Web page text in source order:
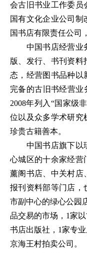
会古旧书业工作委员
国有文化企业公司制
国书店有限责任公司
中国书店经营业务
版、发行、书刊资料
态，经营图书品种以
完备的古旧书经营业
2008年列入“国家级
位以及众多学术研究
珍贵古籍善本。
中国书店旗下以琉
心城区的十余家经营
薰阁书店、中关村店
报刊资料部等门店，
市副中心的绿心公园
品交易的市场，1家
书店出版社，1家专
京海王村拍卖公司。